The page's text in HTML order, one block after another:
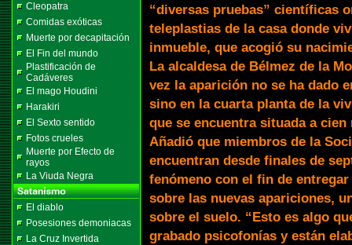
Cleopatra
Comidas exóticas
Muerte por decapitación
El Fin del mundo
Plastificación de
Cadáveres
El mago Houdini
Harakiri
El Sexto sentido
Fotos crueles
Muerte por Efecto de
rayos
La Viuda Negra
El diablo
Posesiones demoniacas
La Cruz Invertida
“diversas pruebas” científicas
teleplastias de la casa donde
inmueble, que acogió su
La alcaldesa de Bélmez de la
vez la aparición no se ha dado
sino en la cuarta planta de la
que se encuentra situada a
Añadió que miembros de la
encuentran desde finales de
fenómeno con el fin de
sobre las nuevas apariciones,
sobre el suelo. “Esto es algo
grabado psicofonías y están